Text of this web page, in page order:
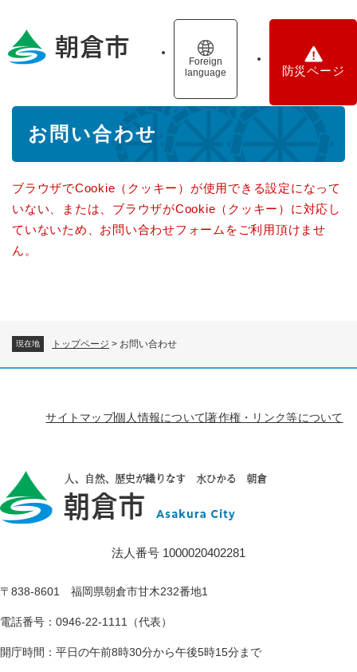
の
Foreign
language
防災ページ
現在地 トップページ > お問い合わせ
お問い合わせ
ブラウザでCookie（クッキー）が使用できる設定になって
いない、または、ブラウザがCookie（クッキー）に対応し
ていないため、お問い合わせフォームをご利用頂けませ
ん。
サイトマップ個人情報について著作権・リンク等について
法人番号 1000020402281
〒838-8601 福岡県朝倉市甘木232番地1
電話番号：0946-22-1111（代表）
開庁時間：平日の午前8時30分から午後5時15分まで